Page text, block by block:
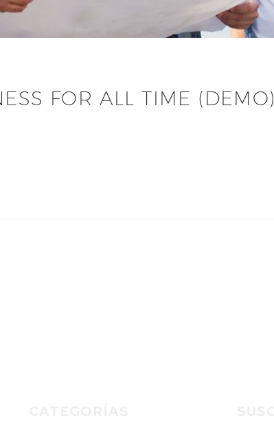
FOR ALL TIME (DEMO)